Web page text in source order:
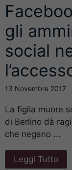
gli
social
13 Novembre 2017
La figlia muore
di Berlino dà
che negano ...
Leggi Tutto